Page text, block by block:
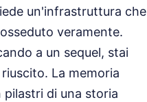
un'infrastruttura che
veramente.
a un sequel, stai
La memoria
di una storia